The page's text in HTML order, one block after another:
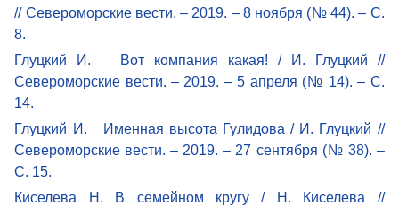
// Североморские вести. – 2019. – 8 ноября (№ 44). – С.
8.
Глуцкий И. Вот компания какая! / И. Глуцкий //
Североморские вести. – 2019. – 5 апреля (№ 14). – С.
14.
Глуцкий И. Именная высота Гулидова / И. Глуцкий //
Североморские вести. – 2019. – 27 сентября (№ 38). –
С. 15.
Киселева Н. В семейном кругу / Н. Киселева //